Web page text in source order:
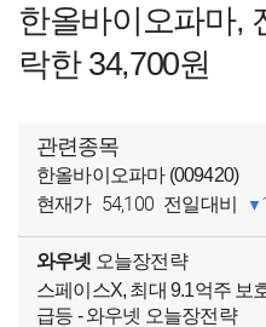
한올바이오파마,
락한 34,700원
관련종목
한올바이오파마 (009420)
현재가 54,100 전일대비
와우넷 오늘장전략
스페이스X, 최대 9.1억주 보
급등 - 와우넷 오늘장전략